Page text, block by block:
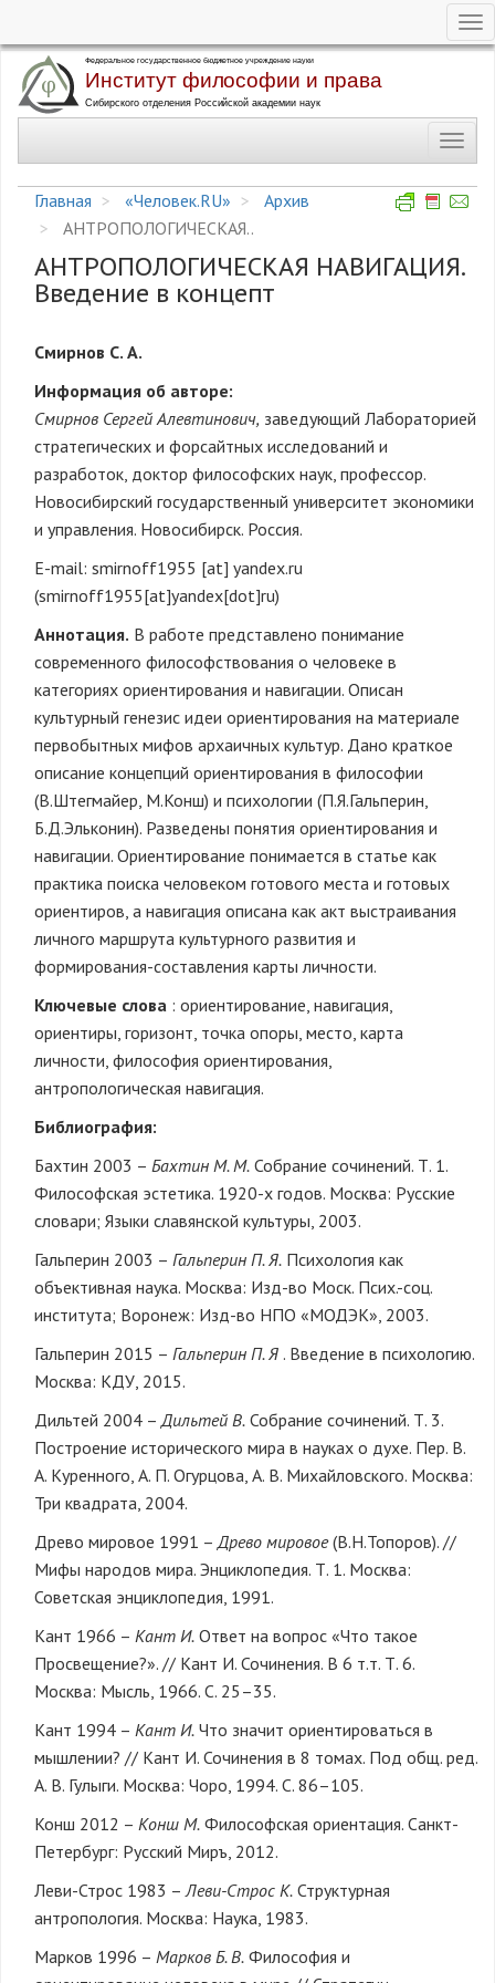
Перейти
основному
Главная
«Человек.RU»
Архив
АНТРОПОЛОГИЧЕСКАЯ..
АНТРОПОЛОГИЧЕСКАЯ НАВИГАЦИЯ.
Введение в концепт
Смирнов С. А.
Информация об авторе:
Смирнов Сергей Алевтинович, заведующий Лабораторией
стратегических и форсайтных исследований и
разработок, доктор философских наук, профессор.
Новосибирский государственный университет экономики
и управления. Новосибирск. Россия.
E-mail: smirnoff1955 [at] yandex.ru
(smirnoff1955[at]yandex[dot]ru)
Аннотация. В работе представлено понимание
современного философствования о человеке в
категориях ориентирования и навигации. Описан
культурный генезис идеи ориентирования на материале
первобытных мифов архаичных культур. Дано краткое
описание концепций ориентирования в философии
(В.Штегмайер, М.Конш) и психологии (П.Я.Гальперин,
Б.Д.Эльконин). Разведены понятия ориентирования и
навигации. Ориентирование понимается в статье как
практика поиска человеком готового места и готовых
ориентиров, а навигация описана как акт выстраивания
личного маршрута культурного развития и
формирования-составления карты личности.
Ключевые слова : ориентирование, навигация,
ориентиры, горизонт, точка опоры, место, карта
личности, философия ориентирования,
антропологическая навигация.
Библиография:
Бахтин 2003 – Бахтин М. М. Собрание сочинений. Т. 1.
Философская эстетика. 1920-х годов. Москва: Русские
словари; Языки славянской культуры, 2003.
Гальперин 2003 – Гальперин П. Я. Психология как
объективная наука. Москва: Изд-во Моск. Псих.-соц.
института; Воронеж: Изд-во НПО «МОДЭК», 2003.
Гальперин 2015 – Гальперин П. Я . Введение в психологию.
Москва: КДУ, 2015.
Дильтей 2004 –Дильтей В. Собрание сочинений. Т. 3.
Построение исторического мира в науках о духе. Пер. В.
А. Куренного, А. П. Огурцова, А. В. Михайловского. Москва:
Три квадрата, 2004.
Древо мировое 1991 –Древо мировое(В.Н.Топоров). //
Мифы народов мира. Энциклопедия. Т. 1. Москва:
Советская энциклопедия, 1991.
Кант 1966 – Кант И. Ответ на вопрос «Что такое
Просвещение?». // Кант И. Сочинения. В 6 т.т. Т. 6.
Москва: Мысль, 1966. С. 25–35.
Кант 1994 – Кант И. Что значит ориентироваться в
мышлении? // Кант И. Сочинения в 8 томах. Под общ. ред.
А. В. Гулыги. Москва: Чоро, 1994. С. 86–105.
Конш 2012 – Конш М. Философская ориентация. Санкт-
Петербург: Русский Миръ, 2012.
Леви-Строс 1983 –Леви-Строс К. Структурная
антропология. Москва: Наука, 1983.
Марков 1996 – Марков Б. В. Философия и